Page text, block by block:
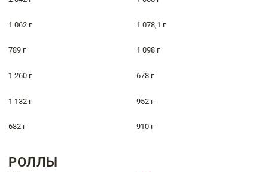
1 062 г 1 078,1 г
789 г 1 098 г
1 260 г 678 г
1 132 г 952 г
682 г 910 г
РОЛЛЫ